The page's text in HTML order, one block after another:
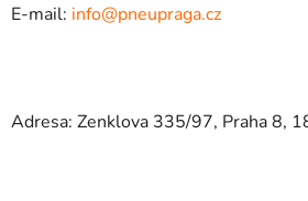
E-mail: info@pneupraga.cz
Adresa: Zenklova 335/97, Praha 8,